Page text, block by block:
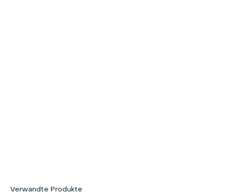
Verwandte Produkte